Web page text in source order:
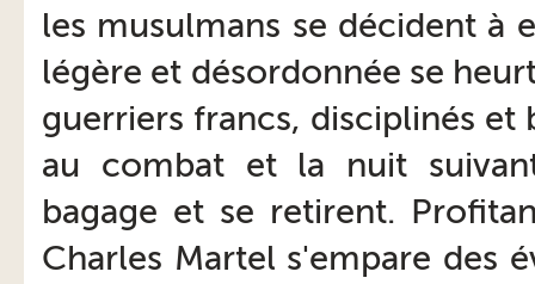
les musulmans se décident à
légère et désordonnée se
guerriers francs, disciplinés
au combat et la nuit
bagage et se retirent.
Charles Martel s'empare des